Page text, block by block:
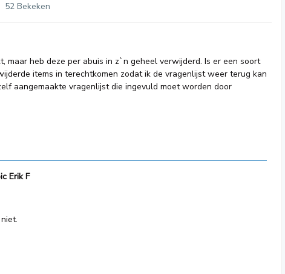
52 Bekeken
maar heb deze per abuis in z`n geheel verwijderd. Is er een soort
items in terechtkomen zodat ik de vragenlijst weer terug kan
aangemaakte vragenlijst die ingevuld moet worden door
Erik F